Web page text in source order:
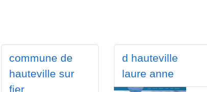
commune de
hauteville sur
fier
d hauteville
laure anne